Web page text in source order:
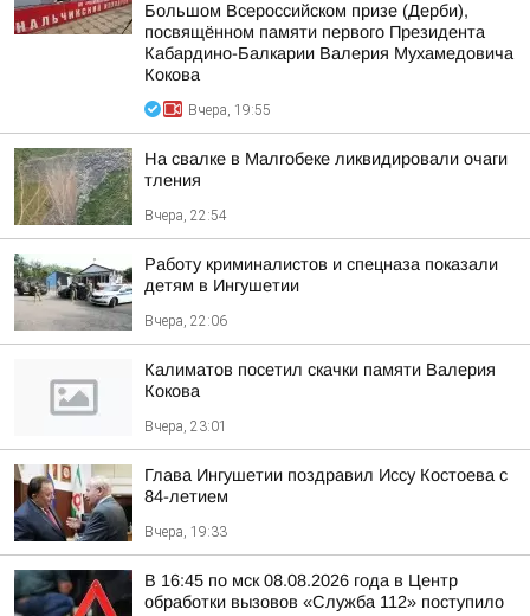
Большом Всероссийском призе (Дерби),
посвящённом памяти первого Президента
Кабардино-Балкарии Валерия Мухамедовича
Кокова
Вчера, 19:55
На свалке в Малгобеке ликвидировали очаги
тления
Вчера, 22:54
Работу криминалистов и спецназа показали
детям в Ингушетии
Вчера, 22:06
Калиматов посетил скачки памяти Валерия
Кокова
Вчера, 23:01
Глава Ингушетии поздравил Иссу Костоева с
84-летием
Вчера, 19:33
В 16:45 по мск 08.08.2026 года в Центр
обработки вызовов «Служба 112» поступило